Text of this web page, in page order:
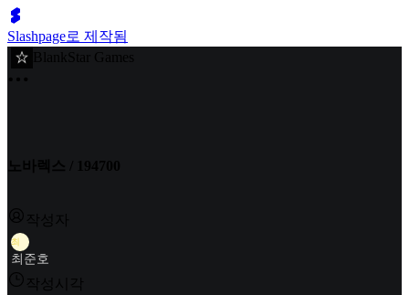
Slashpage로 제작됨
BlankStar Games
노바렉스 / 194700
작성자
최
최준호
작성시각